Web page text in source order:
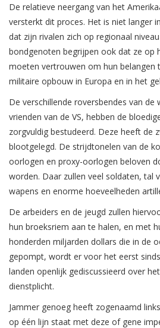
De relatieve neergang van het
versterkt dit proces. Het is niet langer
dat zijn rivalen zich op regionaal
bondgenoten begrijpen ook dat ze op
moeten vertrouwen om hun belangen
militaire opbouw in Europa en in het
De verschillende roversbendes van de
vrienden van de VS, hebben de
zorgvuldig bestudeerd. Deze heeft de
blootgelegd. De strijdtonelen van de
oorlogen en proxy-oorlogen beloven
worden. Daar zullen veel soldaten, tal
wapens en enorme hoeveelheden
De arbeiders en de jeugd zullen
hun broeksriem aan te halen, en met
honderden miljarden dollars die in de
gepompt, wordt er voor het eerst
landen openlijk gediscussieerd over
dienstplicht.
Jammer genoeg heeft zogenaamd
op één lijn staat met deze of gene